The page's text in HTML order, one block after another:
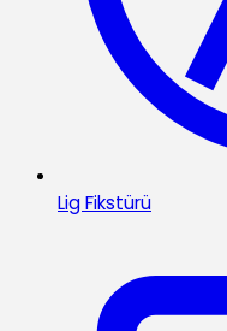
Lig Fikstürü